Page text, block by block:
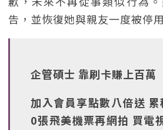
告，並恢復她與親友一度被停
企管碩士 靠刷卡賺上百萬
加入會員享點數八倍送
0張飛美機票再網拍 買電